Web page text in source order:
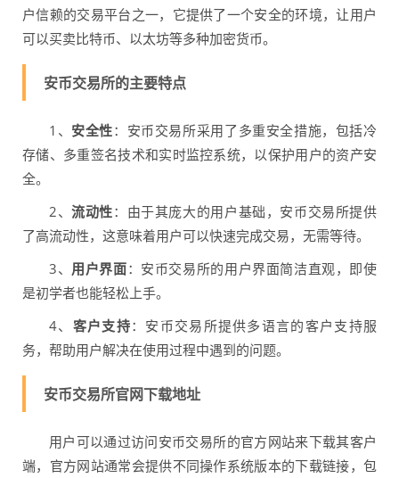
户信赖的交易平台之一，它提供了一个安全的环境，让用户
可以买卖比特币、以太坊等多种加密货币。
安币交易所的主要特点
1、 安全性：安币交易所采用了多重安全措施，包括冷
存储、多重签名技术和实时监控系统，以保护用户的资产安
全。
2、流动性：由于其庞大的用户基础，安币交易所提供
了高流动性，这意味着用户可以快速完成交易，无需等待。
3、 用户界面：安币交易所的用户界面简洁直观，即使
是初学者也能轻松上手。
4、 客户支持：安币交易所提供多语言的客户支持服
务，帮助用户解决在使用过程中遇到的问题。
安币交易所官网下载地址
用户可以通过访问安币交易所的官方网站来下载其客户
端，官方网站通常会提供不同操作系统版本的下载链接，包